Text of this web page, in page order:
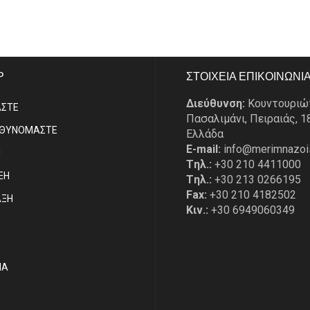
ΣΤΟΙΧΕΙΑ
Διεύθυνση:
Πασαλιμάνι, Πειραιάς,
Ελλάδα
E-mail:
Tηλ.: +30 210 4411000
Tηλ.: +30 213 0266195
Fax: +30 210 4182502
Κιν.: +30 6949060349